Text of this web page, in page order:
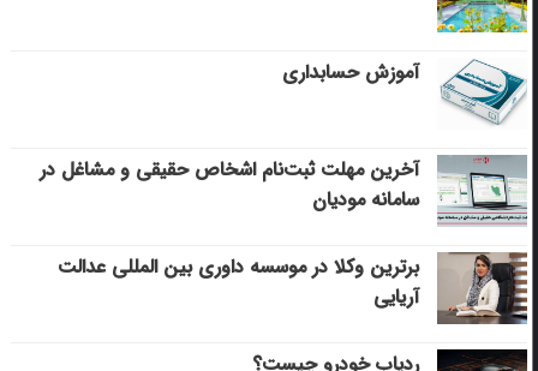
آموزش حسابداری
آخرین مهلت ثبت‌نام اشخاص حقیقی و مشاغل در
سامانه مودیان
برترین وکلا در موسسه داوری بین المللی عدالت
آریایی
ردیاب خودرو چیست؟